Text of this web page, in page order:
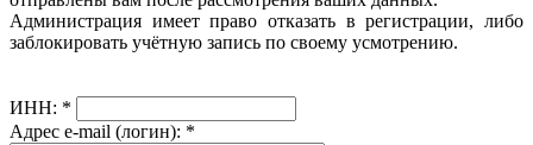
Администрация имеет право отказать в регистрации, либо
заблокировать учётную запись по своему усмотрению.
ИНН: *
Адрес e-mail (логин): *